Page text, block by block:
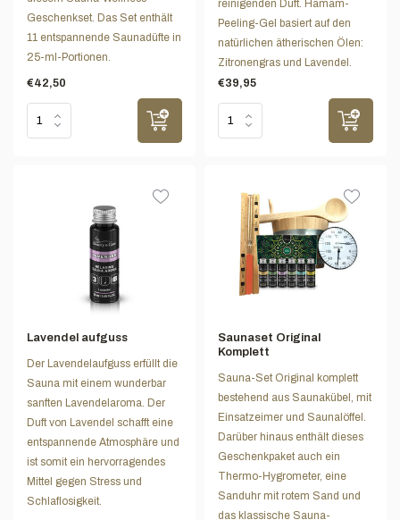
Geschenkset. Das Set enthält
11 entspannende Saunadüfte in
25-ml-Portionen.
€42,50
reinigenden Duft. Hamam-
Peeling-Gel basiert auf den
natürlichen ätherischen Ölen:
Zitronengras und Lavendel.
€39,95
Lavendel aufguss
Der Lavendelaufguss erfüllt die
Sauna mit einem wunderbar
sanften Lavendelaroma. Der
Duft von Lavendel schafft eine
entspannende Atmosphäre und
ist somit ein hervorragendes
Mittel gegen Stress und
Schlaflosigkeit.
Saunaset Original
Komplett
Sauna-Set Original komplett
bestehend aus Saunakübel, mit
Einsatzeimer und Saunalöffel.
Darüber hinaus enthält dieses
Geschenkpaket auch ein
Thermo-Hygrometer, eine
Sanduhr mit rotem Sand und
das klassische Sauna-